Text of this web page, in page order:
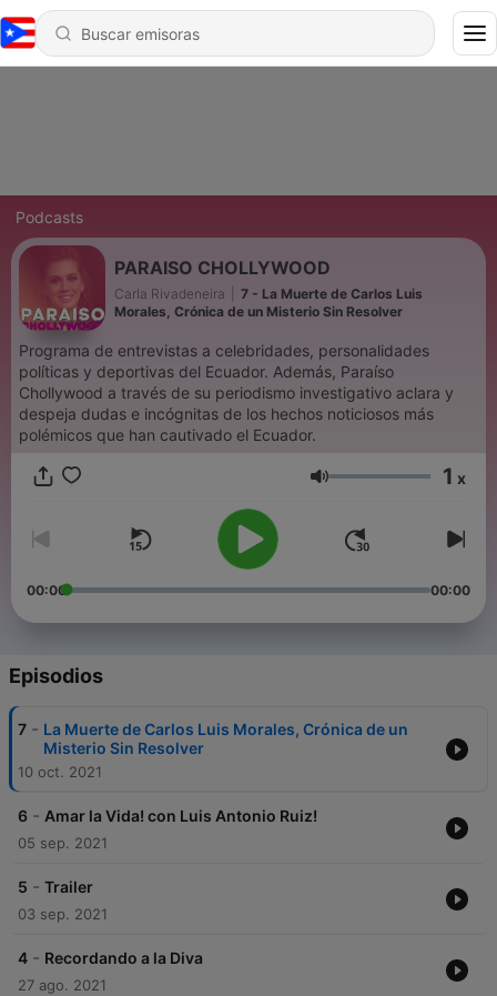
Podcasts
PARAISO CHOLLYWOOD
Carla Rivadeneira
7 - La Muerte de Carlos Luis
Morales, Crónica de un Misterio Sin Resolver
Programa de entrevistas a celebridades, personalidades
políticas y deportivas del Ecuador. Además, Paraíso
Chollywood a través de su periodismo investigativo aclara y
despeja dudas e incógnitas de los hechos noticiosos más
polémicos que han cautivado el Ecuador.
Volumen 1 x
00:00 00:00
Episodios
7 - La Muerte de Carlos Luis Morales, Crónica de un
Misterio Sin Resolver
10 oct. 2021
6 - Amar la Vida! con Luis Antonio Ruiz!
05 sep. 2021
5 - Trailer
03 sep. 2021
4 - Recordando a la Diva
27 ago. 2021